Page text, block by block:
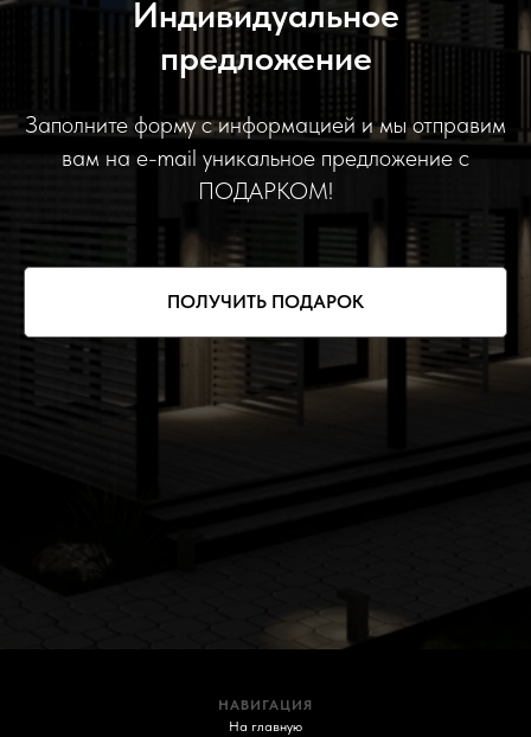
Индивидуальное
предложение
Заполните форму с информацией и мы отправим
вам на e-mail уникальное предложение с
ПОДАРКОМ!
ПОЛУЧИТЬ ПОДАРОК
НАВИГАЦИЯ
На главную